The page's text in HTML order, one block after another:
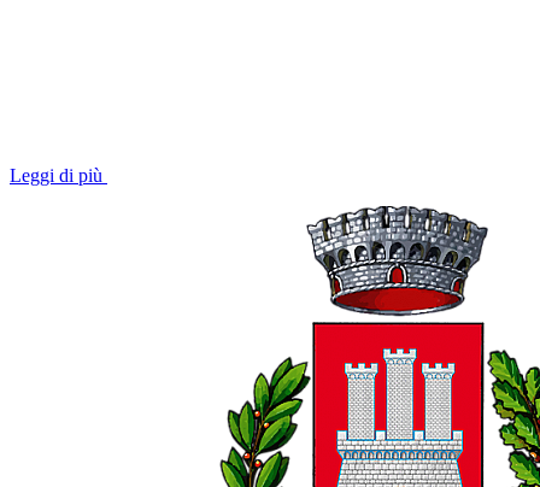
Leggi di più